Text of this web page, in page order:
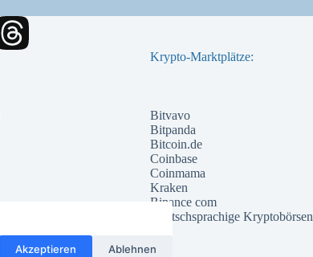
Akzeptieren Ablehnen
Krypto-Marktplätze:
Bitvavo
Bitpanda
Bitcoin.de
Coinbase
Coinmama
Kraken
Binance com
Deutschsprachige Kryptobörsen